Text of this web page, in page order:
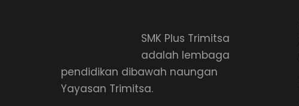
SMK Plus Trimitsa
adalah lembaga
pendidikan dibawah naungan
Yayasan Trimitsa.